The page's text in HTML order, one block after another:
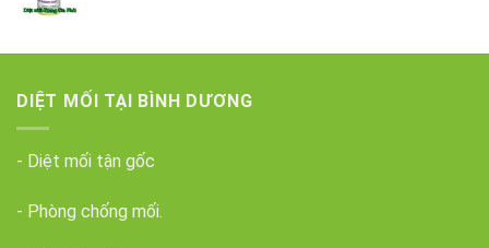
DIỆT MỐI TẠI BÌNH DƯƠNG
- Diệt mối tận gốc
- Phòng chống mối.